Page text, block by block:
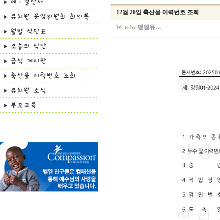
12월 20일 축산물 이력번호 조회
Write by 벧엘유…